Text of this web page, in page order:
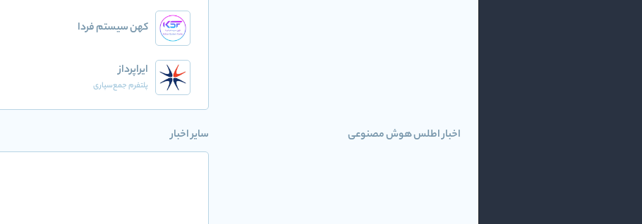
کهن سیستم فردا
ایراپرداز
پلتفرم جمع‌سپاری
اخبار اطلس هوش مصنوعی سایر اخبار